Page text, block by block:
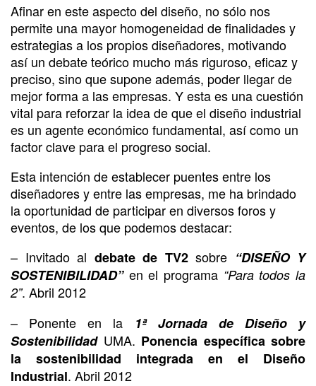
Afinar en este aspecto del diseño, no sólo nos
permite una mayor homogeneidad de finalidades y
estrategias a los propios diseñadores, motivando
así un debate teórico mucho más riguroso, eficaz y
preciso, sino que supone además, poder llegar de
mejor forma a las empresas. Y esta es una cuestión
vital para reforzar la idea de que el diseño industrial
es un agente económico fundamental, así como un
factor clave para el progreso social.
Esta intención de establecer puentes entre los
diseñadores y entre las empresas, me ha brindado
la oportunidad de participar en diversos foros y
eventos, de los que podemos destacar:
– Invitado al debate de TV2sobre “DISEÑO Y
SOSTENIBILIDAD”en el programa “Para todos la
2”. Abril 2012
– Ponente en la 1ª Jornada de Diseño y
SostenibilidadUMA. Ponencia específica sobre
la sostenibilidad integrada en el Diseño
Industrial. Abril 2012